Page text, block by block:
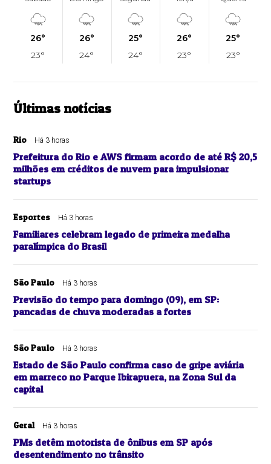
26°
23°
26°
24°
25°
24°
26°
23°
25°
23°
Últimas notícias
Rio Há 3 horas
Prefeitura do Rio e AWS firmam acordo de até R$ 20,5
milhões em créditos de nuvem para impulsionar
startups
Esportes Há 3 horas
Familiares celebram legado de primeira medalha
paralímpica do Brasil
São Paulo Há 3 horas
Previsão do tempo para domingo (09), em SP:
pancadas de chuva moderadas a fortes
São Paulo Há 3 horas
Estado de São Paulo confirma caso de gripe aviária
em marreco no Parque Ibirapuera, na Zona Sul da
capital
Geral Há 3 horas
PMs detêm motorista de ônibus em SP após
desentendimento no trânsito